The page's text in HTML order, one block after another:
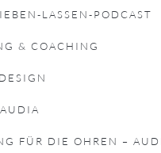
LASSEN-PODCAST
& COACHING
FÜR DIE OHREN –